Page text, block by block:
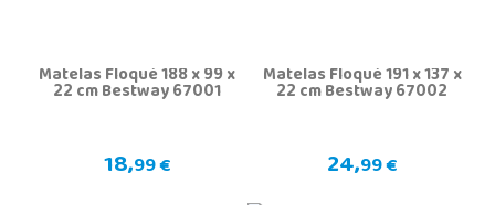
Matelas Floqué 188 x 99 x
22 cm Bestway 67001
18,99 €
Matelas Floqué 191 x 137 x
22 cm Bestway 67002
24,99 €